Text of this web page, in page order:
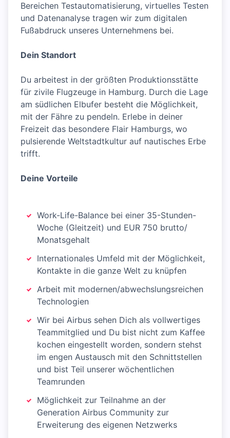
Bereichen Testautomatisierung, virtuelles Testen
und Datenanalyse tragen wir zum digitalen
Fußabdruck unseres Unternehmens bei.
Dein Standort
Du arbeitest in der größten Produktionsstätte
für zivile Flugzeuge in Hamburg. Durch die Lage
am südlichen Elbufer besteht die Möglichkeit,
mit der Fähre zu pendeln. Erlebe in deiner
Freizeit das besondere Flair Hamburgs, wo
pulsierende Weltstadtkultur auf nautisches Erbe
trifft.
Deine Vorteile
Work-Life-Balance bei einer 35-Stunden-
Woche (Gleitzeit) und EUR 750 brutto/
Monatsgehalt
Internationales Umfeld mit der Möglichkeit,
Kontakte in die ganze Welt zu knüpfen
Arbeit mit modernen/abwechslungsreichen
Technologien
Wir bei Airbus sehen Dich als vollwertiges
Teammitglied und Du bist nicht zum Kaffee
kochen eingestellt worden, sondern stehst
im engen Austausch mit den Schnittstellen
und bist Teil unserer wöchentlichen
Teamrunden
Möglichkeit zur Teilnahme an der
Generation Airbus Community zur
Erweiterung des eigenen Netzwerks